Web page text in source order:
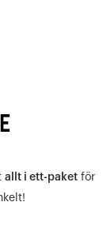
allt i ett-paket för